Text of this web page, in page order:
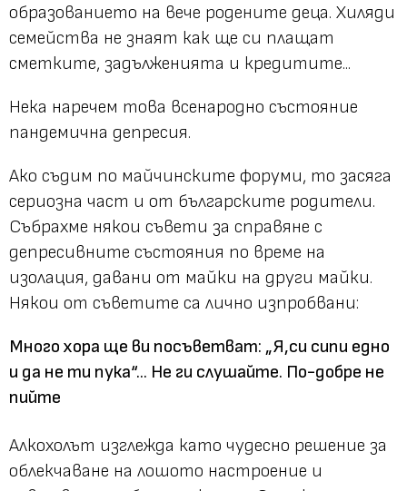
образованието на вече родените деца. Хиляди
семейства не знаят как ще си плащат
сметките, задълженията и кредитите...
Нека наречем това всенародно състояние
пандемична депресия.
Ако съдим по майчинските форуми, то засяга
сериозна част и от българските родители.
Събрахме някои съвети за справяне с
депресивните състояния по време на
изолация, давани от майки на други майки.
Някои от съветите са лично изпробвани:
Много хора ще ви посъветват: „Я,си сипи едно
и да не ти пука“... Не ги слушайте. По-добре не
пийте
Алкохолът изглежда като чудесно решение за
облекчаване на лошото настроение и